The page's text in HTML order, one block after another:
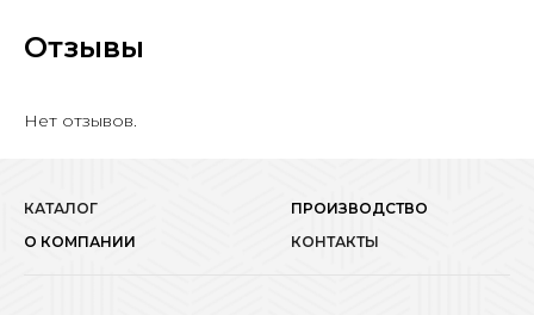
Отзывы
Нет отзывов.
КАТАЛОГ
ПРОИЗВОДСТВО
О КОМПАНИИ
КОНТАКТЫ